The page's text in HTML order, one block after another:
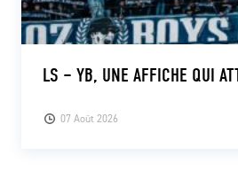
07 Août 2026
LS – YB, UNE AFFICHE QUI